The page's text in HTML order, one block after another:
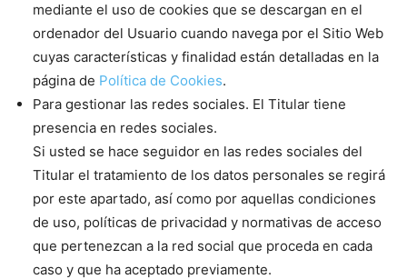
mediante el uso de cookies que se descargan en el
ordenador del Usuario cuando navega por el Sitio Web
cuyas características y finalidad están detalladas en la
página de Política de Cookies.
Para gestionar las redes sociales. El Titular tiene
presencia en redes sociales.
Si usted se hace seguidor en las redes sociales del
Titular el tratamiento de los datos personales se regirá
por este apartado, así como por aquellas condiciones
de uso, políticas de privacidad y normativas de acceso
que pertenezcan a la red social que proceda en cada
caso y que ha aceptado previamente.